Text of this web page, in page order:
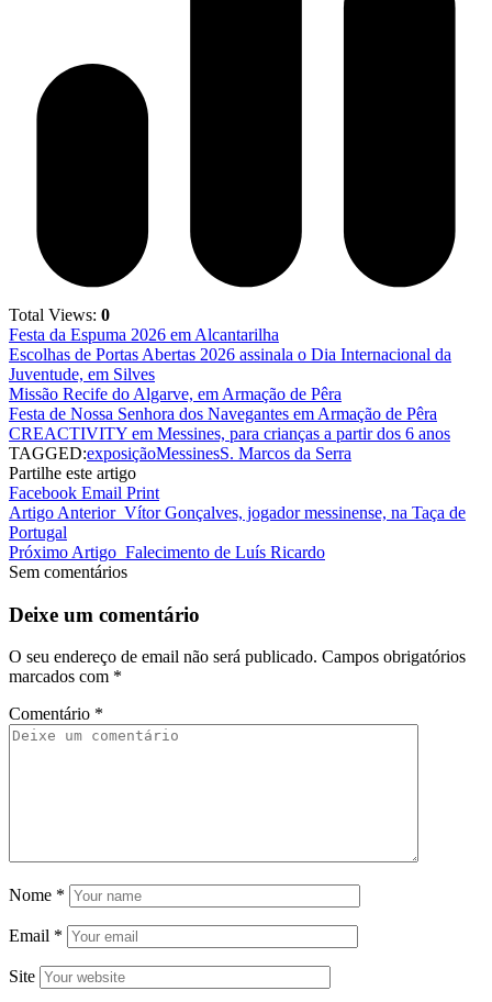
Total Views: 0
Festa da Espuma 2026 em Alcantarilha
Escolhas de Portas Abertas 2026 assinala o Dia Internacional da
Juventude, em Silves
Missão Recife do Algarve, em Armação de Pêra
Festa de Nossa Senhora dos Navegantes em Armação de Pêra
CREACTIVITY em Messines, para crianças a partir dos 6 anos
TAGGED:exposiçãoMessinesS. Marcos da Serra
Partilhe este artigo
Facebook Email Print
Artigo Anterior Vítor Gonçalves, jogador messinense, na Taça de
Portugal
Próximo Artigo Falecimento de Luís Ricardo
Sem comentários
Deixe um comentário
O seu endereço de email não será publicado. Campos obrigatórios
marcados com *
Comentário *
Nome *
Email *
Site